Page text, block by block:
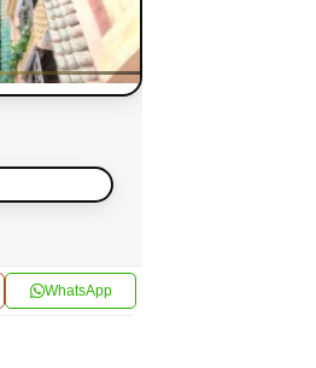
WhatsApp